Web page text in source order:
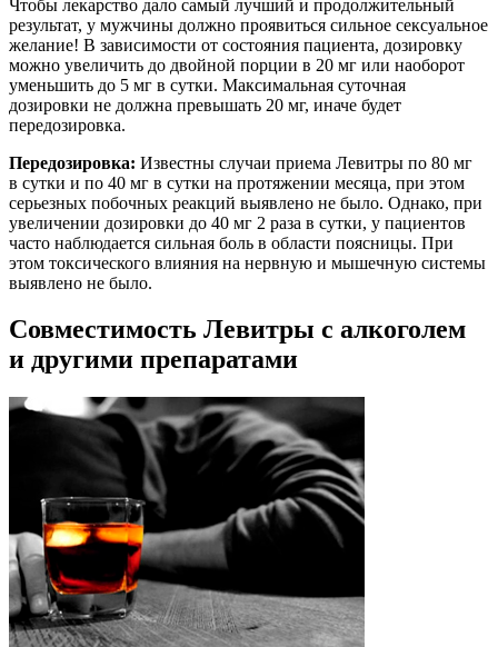
Чтобы лекарство дало самый лучший и продолжительный
результат, у мужчины должно проявиться сильное сексуальное
желание! В зависимости от состояния пациента, дозировку
можно увеличить до двойной порции в 20 мг или наоборот
уменьшить до 5 мг в сутки. Максимальная суточная
дозировки не должна превышать 20 мг, иначе будет
передозировка.
Передозировка: Известны случаи приема Левитры по 80 мг
в сутки и по 40 мг в сутки на протяжении месяца, при этом
серьезных побочных реакций выявлено не было. Однако, при
увеличении дозировки до 40 мг 2 раза в сутки, у пациентов
часто наблюдается сильная боль в области поясницы. При
этом токсического влияния на нервную и мышечную системы
выявлено не было.
Совместимость Левитры с алкоголем
и другими препаратами